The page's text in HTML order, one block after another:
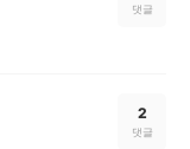
댓글
2
댓글